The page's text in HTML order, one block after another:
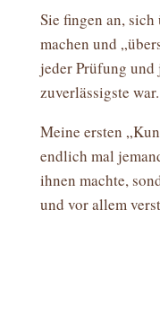
Sie fingen an,
machen und
jeder Prüfung und
zuverlässigste war.
Meine ersten
endlich mal
ihnen machte,
und vor allem